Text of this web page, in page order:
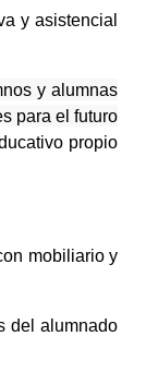
y asistencial
y alumnas
para el futuro
propio
mobiliario y
del alumnado